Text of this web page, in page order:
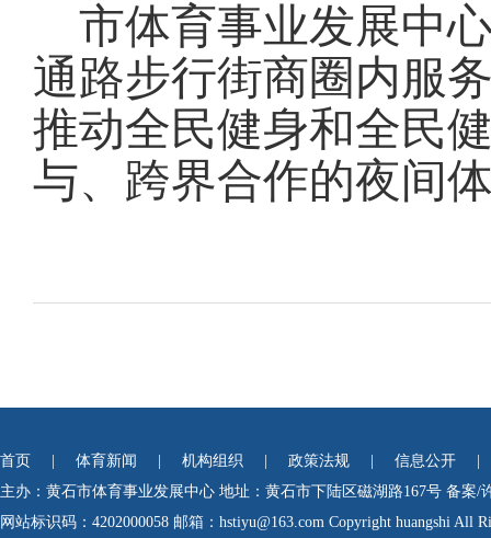
市体育事业发展中
通路步行街商圈内服
推动全民健身和全民
与、跨界合作的夜间
首页 体育新闻 机构组织 政策法规 信息公开
主办：黄石市体育事业发展中心 地址：黄石市下陆区磁湖路167号 备案/
网站标识码：4202000058 邮箱：hstiyu@163.com Copyright huangshi All